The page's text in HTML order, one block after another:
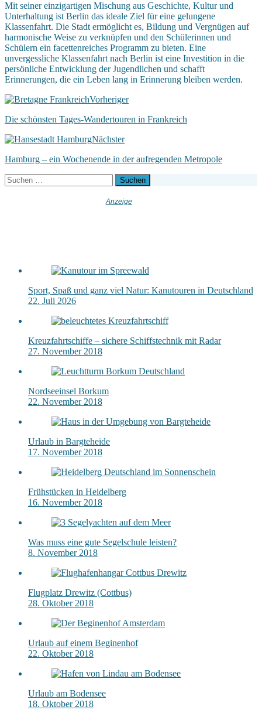
Mit seiner einzigartigen Mischung aus Geschichte, Kultur und
Unterhaltung ist Berlin das ideale Ziel für eine gelungene
Klassenfahrt. Die Stadt ermöglicht es, Bildung und Vergnügen auf
harmonische Weise zu verknüpfen und den Schülerinnen und
Schülern ein facettenreiches Programm zu bieten. Eine
unvergessliche Klassenfahrt nach Berlin ist eine Investition in die
persönliche Entwicklung der Jugendlichen und schafft
Erinnerungen, die ein Leben lang in Erinnerung bleiben werden.
Vorheriger
Die schönsten Tages-Wandertouren in Frankreich
Nächster
Hamburg – ein Wochenende in der aufregenden Metropole
Suchen
nach:
Sport, Spaß und ganz viel Natur: Kanutouren in Deutschland
22. Juli 2026
Kreuzfahrtschiffe – sichere Schiffstechnik mit Radar
27. November 2018
Nordseeinsel Borkum
22. November 2018
Urlaub in Bargteheide
17. November 2018
Frühstücken in Heidelberg
16. November 2018
Was muss eine gute Segelschule leisten?
8. November 2018
Flugplatz Drewitz (Cottbus)
28. Oktober 2018
Urlaub auf einem Beginenhof
22. Oktober 2018
Urlaub am Bodensee
18. Oktober 2018